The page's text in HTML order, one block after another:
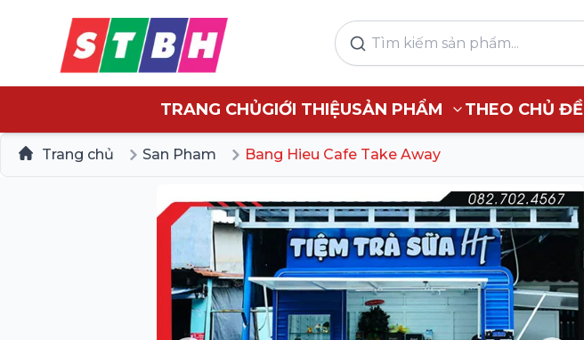
TRANG CHỦGIỚI THIỆUSẢN PHẨM THEO CHỦ ĐỀ
Trang chủ San Pham Bang Hieu Cafe Take Away